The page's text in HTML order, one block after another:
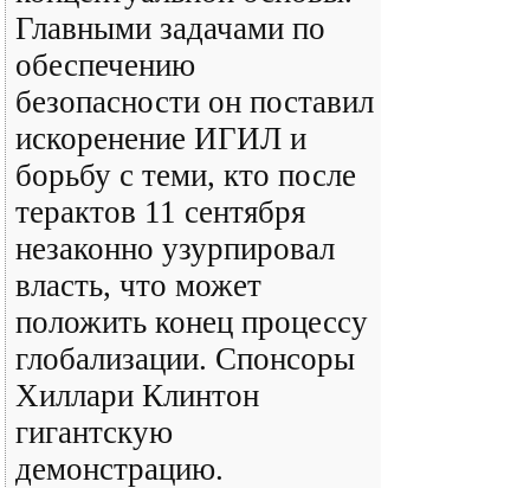
Главными задачами по
обеспечению
безопасности он поставил
искоренение ИГИЛ и
борьбу с теми, кто после
терактов 11 сентября
незаконно узурпировал
власть, что может
положить конец процессу
глобализации. Спонсоры
Хиллари Клинтон
гигантскую
демонстрацию.